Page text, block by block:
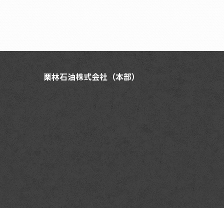
栗林石油株式会社（本部）